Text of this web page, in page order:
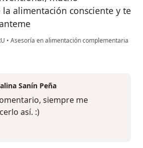
alimentación consciente y te
• Asesoría en alimentación complementaria
gutierrez
Sanín Peña
siempre me
así. :)